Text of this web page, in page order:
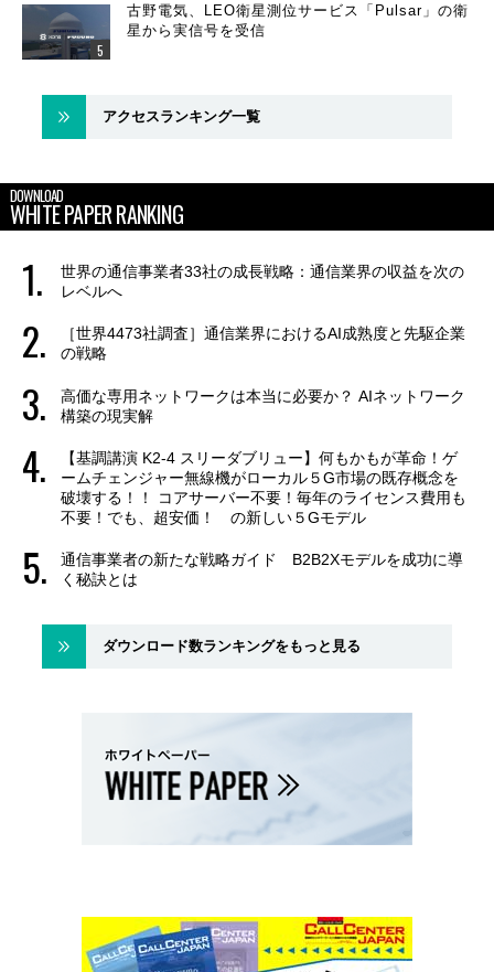
古野電気、LEO衛星測位サービス「Pulsar」の衛
星から実信号を受信
アクセスランキング一覧
DOWNLOAD
WHITE PAPER RANKING
世界の通信事業者33社の成長戦略：通信業界の収益を次の
レベルへ
［世界4473社調査］通信業界におけるAI成熟度と先駆企業
の戦略
高価な専用ネットワークは本当に必要か？ AIネットワーク
構築の現実解
【基調講演 K2-4 スリーダブリュー】何もかもが革命！ゲ
ームチェンジャー無線機がローカル５G市場の既存概念を
破壊する！！ コアサーバー不要！毎年のライセンス費用も
不要！でも、超安価！ の新しい５Gモデル
通信事業者の新たな戦略ガイド B2B2Xモデルを成功に導
く秘訣とは
ダウンロード数ランキングをもっと見る